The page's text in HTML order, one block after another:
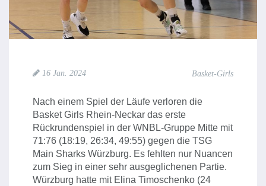
16 Jan. 2024 Basket-Girls
Nach einem Spiel der Läufe verloren die
Basket Girls Rhein-Neckar das erste
Rückrundenspiel in der WNBL-Gruppe Mitte mit
71:76 (18:19, 26:34, 49:55) gegen die TSG
Main Sharks Würzburg. Es fehlten nur Nuancen
zum Sieg in einer sehr ausgeglichenen Partie.
Würzburg hatte mit Elina Timoschenko (24